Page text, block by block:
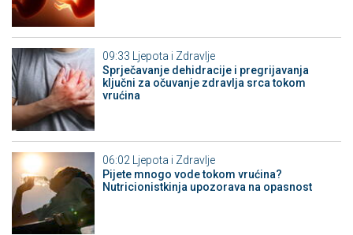
09:33
Ljepota i Zdravlje
Sprječavanje dehidracije i pregrijavanja
ključni za očuvanje zdravlja srca tokom
vrućina
06:02 Ljepota i Zdravlje
Pijete mnogo vode tokom vrućina?
Nutricionistkinja upozorava na opasnost